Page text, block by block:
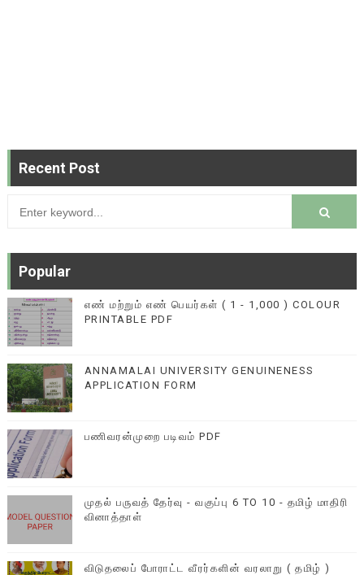
Recent Post
Popular
எண் மற்றும் எண் பெயர்கள் ( 1 - 1,000 ) COLOUR
PRINTABLE PDF
ANNAMALAI UNIVERSITY GENUINENESS
APPLICATION FORM
பணிவரன்முறை படிவம் PDF
முதல் பருவத் தேர்வு - வகுப்பு 6 TO 10 - தமிழ் மாதிரி
வினாத்தாள்
விடுதலைப் போராட்ட வீரர்களின் வரலாறு ( தமிழ் )